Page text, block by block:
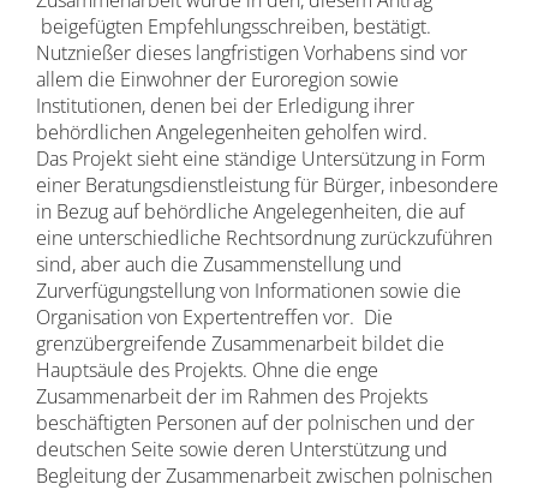
beigefügten Empfehlungsschreiben, bestätigt.
Nutznießer dieses langfristigen Vorhabens sind vor
allem die Einwohner der Euroregion sowie
Institutionen, denen bei der Erledigung ihrer
behördlichen Angelegenheiten geholfen wird.
Das Projekt sieht eine ständige Untersützung in Form
einer Beratungsdienstleistung für Bürger, inbesondere
in Bezug auf behördliche Angelegenheiten, die auf
eine unterschiedliche Rechtsordnung zurückzuführen
sind, aber auch die Zusammenstellung und
Zurverfügungstellung von Informationen sowie die
Organisation von Expertentreffen vor. Die
grenzübergreifende Zusammenarbeit bildet die
Hauptsäule des Projekts. Ohne die enge
Zusammenarbeit der im Rahmen des Projekts
beschäftigten Personen auf der polnischen und der
deutschen Seite sowie deren Unterstützung und
Begleitung der Zusammenarbeit zwischen polnischen